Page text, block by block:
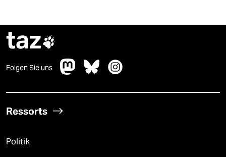
taz
Folgen Sie uns
Ressorts
Politik